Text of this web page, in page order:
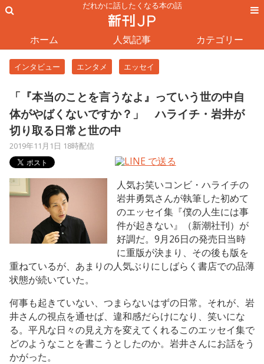
だれかに話したくなる本の話
ホーム 人気記事 カテゴリー
インタビュー エンタメ エッセイ
「『本当のことを言うなよ』っていう世の中自
体がやばくないですか？」 ハライチ・岩井が
切り取る日常と世の中
2019年11月1日 18時配信
人気お笑いコンビ・ハライチの
岩井勇気さんが執筆した初めて
のエッセイ集『僕の人生には事
件が起きない』（新潮社刊）が
好調だ。9月26日の発売日当時
に重版が決まり、その後も版を
重ねているが、あまりの人気ぶりにしばらく書店での品薄
状態が続いていた。
何事も起きていない、つまらないはずの日常。それが、岩
井さんの視点を通せば、違和感だらけになり、笑いにな
る。平凡な日々の見え方を変えてくれるこのエッセイ集で
どのようなことを書こうとしたのか。岩井さんにお話をう
かがった。